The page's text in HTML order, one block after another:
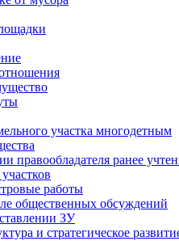
участка многодетным
правообладателя ранее
работы
общественных обсуждений
ЗУ
и стратегическое